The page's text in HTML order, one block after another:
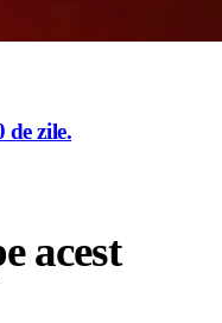
de zile.
acest